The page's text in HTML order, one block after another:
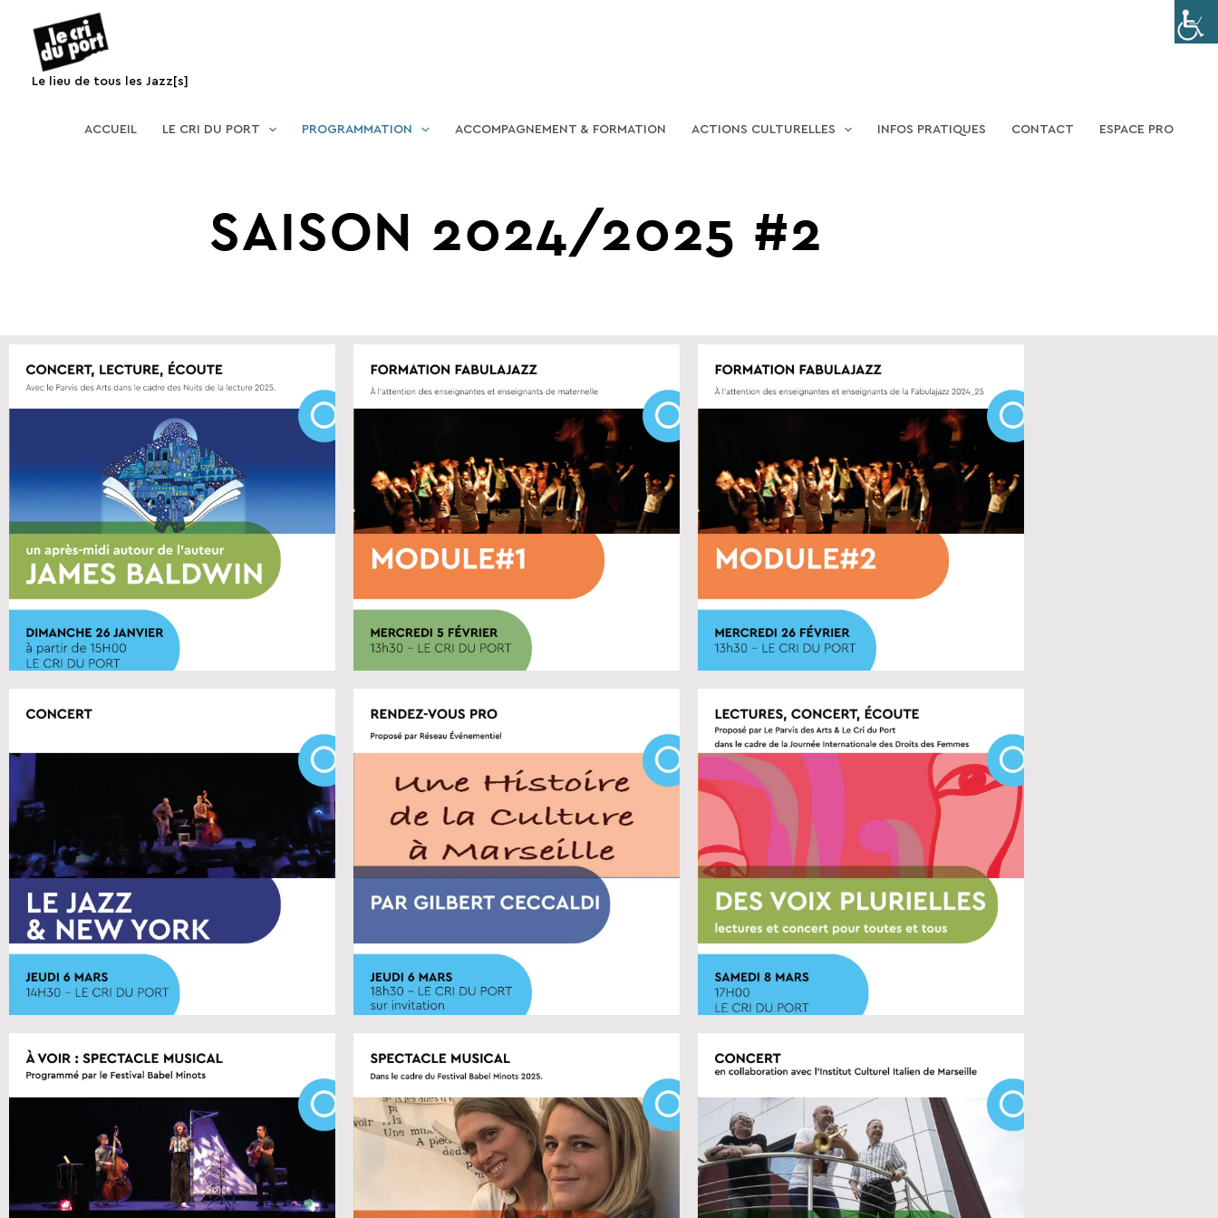
contenu
Le lieu de tous les Jazz[s]
ACCUEIL LE CRI DU PORT PROGRAMMATION ACCOMPAGNEMENT & FORMATION ACTIONS CULTURELLES INFOS PRATIQUES CONTACT ESPACE PRO
SAISON 2024/2025 #2